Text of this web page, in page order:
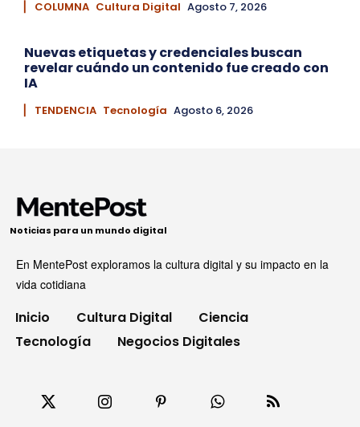
▏ COLUMNA Cultura Digital Agosto 7, 2026
Nuevas etiquetas y credenciales buscan
revelar cuándo un contenido fue creado con
IA
▏ TENDENCIA Tecnología Agosto 6, 2026
Noticias para un mundo digital
En MentePost exploramos la cultura digital y su impacto en la
vida cotidiana
Inicio Cultura Digital
Ciencia
Tecnología
Negocios Digitales